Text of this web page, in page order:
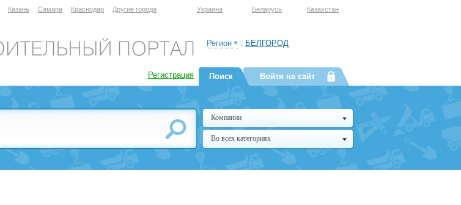
Казань Самара Краснодар Другие города Украина Беларусь Казахстан
Регистрация
Регион : БЕЛГОРОД
Поиск Войти на сайт
Компании
Во всех категориях